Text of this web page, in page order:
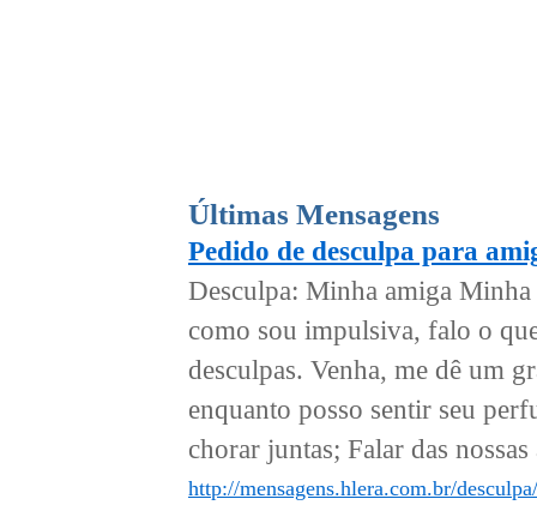
Últimas Mensagens
Pedido de desculpa para
Desculpa: Minha amiga
como sou impulsiva, falo o
desculpas. Venha, me dê um
enquanto posso sentir seu
chorar juntas; Falar das
http://mensagens.hlera.com.br/